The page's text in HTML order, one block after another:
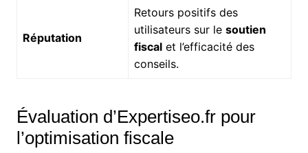
Réputation
Retours positifs des
utilisateurs sur le soutien
fiscalet l’efficacité des
conseils.
Évaluation d’Expertiseo.fr pour
l’optimisation fiscale